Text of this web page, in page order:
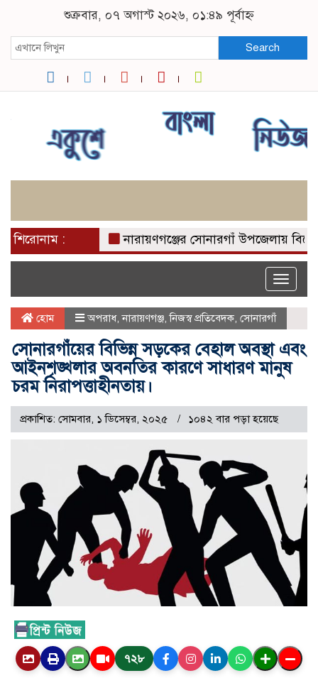
শুক্রবার, ০৭ অগাস্ট ২০২৬, ০১:৪৯ পূর্বাহ্ন
Search
শিরোনাম : নারায়ণগঞ্জের সোনারগাঁ উপজেলায়
Toggle
হোম অপরাধ,নারায়ণগঞ্জ,নিজস্ব প্রতিবেদক, সোনারগাঁ
সোনারগাঁয়ের বিভিন্ন সড়কের বেহাল অবস্থা এবং
আইনশৃঙ্খলার অবনতির কারণে সাধারণ মানুষ
চরম নিরাপত্তাহীনতায়।
প্রকাশিত: সোমবার, ১ ডিসেম্বর, ২০২৫ ১০৪২ বার পড়া হয়েছে
৭২৮